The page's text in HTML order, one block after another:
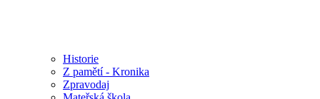
Historie
Z pamětí - Kronika
Zpravodaj